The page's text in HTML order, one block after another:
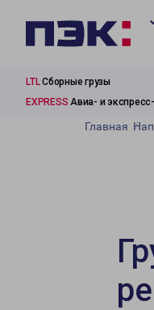
LTLСборные грузы
EXPRESS Авиа- и
Главная